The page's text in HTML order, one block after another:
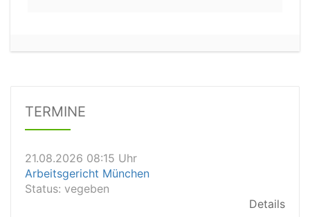
TERMINE
20.08.2026 14:00 Uhr
21.08.2026 08:15 Uhr
Status:vegeben
21.08.2026 08:00 Uhr